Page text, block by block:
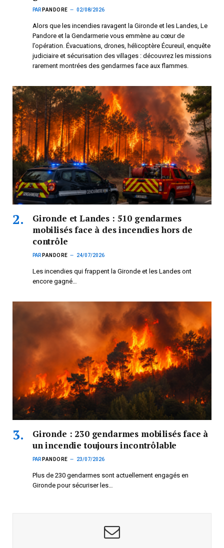
PAR PANDORE 02/08/2026
Alors que les incendies ravagent la Gironde et les Landes, Le
Pandore et la Gendarmerie vous emmène au cœur de
l’opération. Évacuations, drones, hélicoptère Écureuil, enquête
judiciaire et sécurisation des villages : découvrez les missions
rarement montrées des gendarmes face aux flammes.
Gironde et Landes : 510 gendarmes
mobilisés face à des incendies hors de
contrôle
PAR PANDORE 24/07/2026
Les incendies qui frappent la Gironde et les Landes ont
encore gagné…
Gironde : 230 gendarmes mobilisés face à
un incendie toujours incontrôlable
PAR PANDORE 23/07/2026
Plus de 230 gendarmes sont actuellement engagés en
Gironde pour sécuriser les…